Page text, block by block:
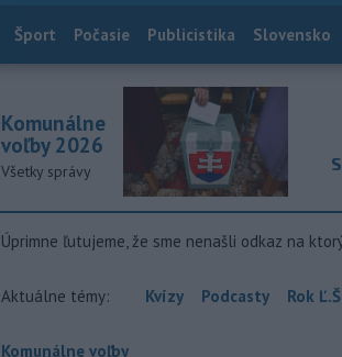
Index
Šport Počasie Publicistika Slovensko
Komunálne
voľby 2026
Všetky správy
Úprimne ľutujeme, že sme nenašli odkaz na
Aktuálne témy: Kvízy Podcasty Rok
Komunálne voľby